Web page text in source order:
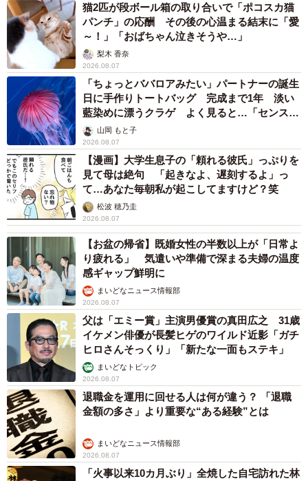
猫2匹が段ボール箱の取り合いで「ポコスカ猫
パンチ」の応酬 その後の心温まる結末に「愛
～！」「おばちゃん泣きそうや…」
梨木 香奈
2026.08.07
「ちょっとババロアみたい」パートナーの誕生
日に手作りトートバッグ 完成まで1年 淡い
藍染めに漂うクラゲ よく見ると…「センスす
ごい」山岡 もと子
2026.08.07
【漫画】大学生息子の「頼れる彼氏」っぷりを
見て母は絶句 「起きなよ、遅刻するよ」っ
て…あなた毎朝私が起こしてますけど？笑
松波 穂乃圭
2026.08.07
【お盆の帰省】既婚女性の半数以上が「日常よ
り疲れる」 気遣いや準備で深まる夫婦の温度
感ギャップ鮮明に
まいどなニュース情報部
2026.08.07
父は「エミー賞」主演男優賞の真田広之 31歳
イケメン俳優が長髪ヒゲのワイルド近影「ガチ
ヒロさんそっくり」「新たな一面もステキ」
まいどなトピック
2026.08.07
退職金を運用に回せる人は何が違う？ 「退職
金額の多さ」より重要な“ある経験”とは
まいどなニュース情報部
2026.08.07
「火事以来10カ月ぶり」全焼した自宅訪れた林